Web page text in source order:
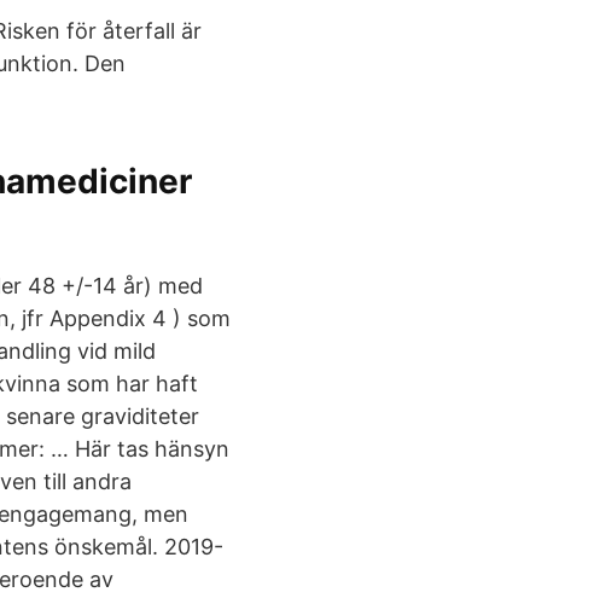
för återfall är
Den
48 +/-14 år) med
jfr Appendix 4 ) som
vid mild
som har haft
graviditeter
… Här tas hänsyn
till andra
men
önskemål. 2019-
av